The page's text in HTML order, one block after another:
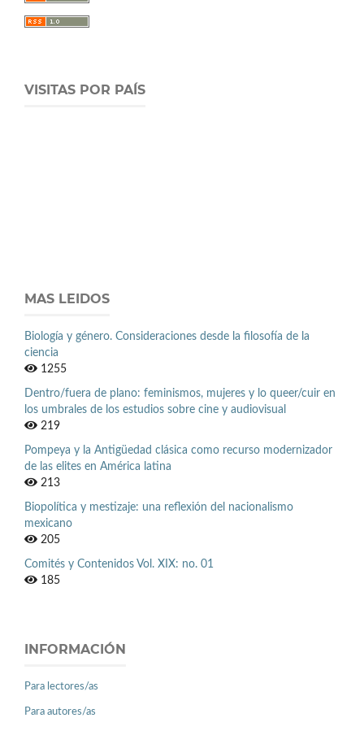
VISITAS POR PAÍS
MAS LEIDOS
Biología y género. Consideraciones desde la filosofía de la
ciencia
1255
Dentro/fuera de plano: feminismos, mujeres y lo queer/cuir en
los umbrales de los estudios sobre cine y audiovisual
219
Pompeya y la Antigüedad clásica como recurso modernizador
de las elites en América latina
213
Biopolítica y mestizaje: una reflexión del nacionalismo
mexicano
205
Comités y Contenidos Vol. XIX: no. 01
185
INFORMACIÓN
Para lectores/as
Para autores/as